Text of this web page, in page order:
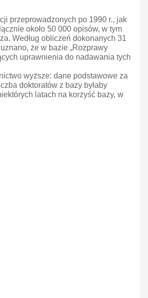
przeprowadzonych po 1990 r., jak
około 50 000 opisów, w tym
Według obliczeń dokonanych 31
że w bazie „Rozprawy
uprawnienia do nadawania tych
wyższe: dane podstawowe za
doktoratów z bazy byłaby
latach na korzyść bazy, w